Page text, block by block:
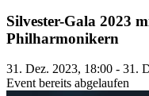
Silvester-Gala 2023
Philharmonikern
31. Dez. 2023, 18:00 - 31.
Event bereits abgelaufen